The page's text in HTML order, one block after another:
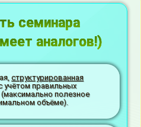
семинара
аналогов!)
структурированная
учётом правильных
полезное
объёме).